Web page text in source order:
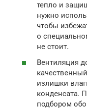
тепло и
нужно
чтобы
о
не стоит.
Вентиляция
излишки
конденсата.
подбором